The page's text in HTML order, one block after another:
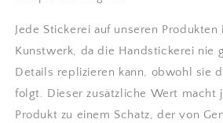
Jede Stickerei auf unseren Produkten
Kunstwerk, da die Handstickerei nie
Details replizieren kann, obwohl sie
folgt. Dieser zusätzliche Wert macht
Produkt zu einem Schatz, der von